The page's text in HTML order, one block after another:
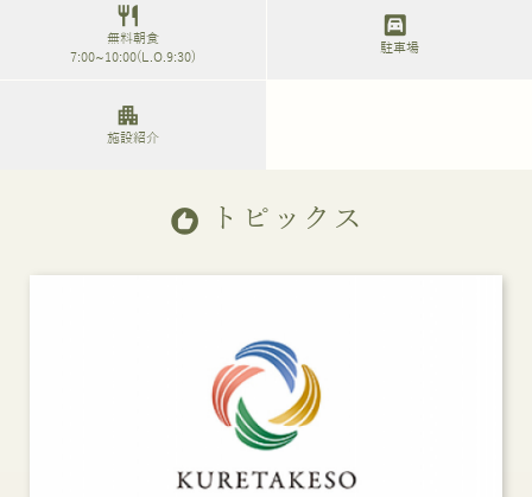
restaurant
無料朝食
7:00~10:00(L.O.9:30)
garage
駐車場
apartment
施設紹介
recommend トピックス